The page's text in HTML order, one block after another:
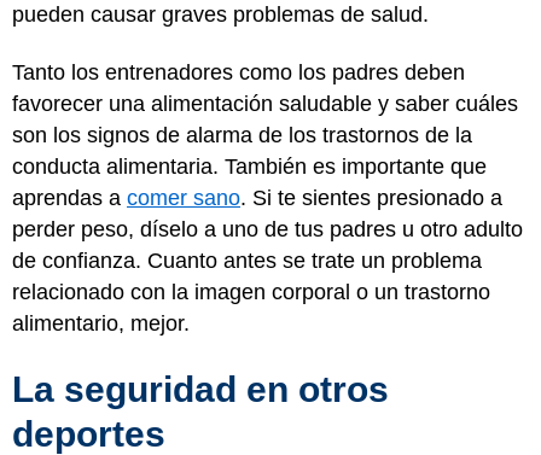
pueden causar graves problemas de salud.
Tanto los entrenadores como los padres deben
favorecer una alimentación saludable y saber cuáles
son los signos de alarma de los trastornos de la
conducta alimentaria. También es importante que
aprendas a comer sano. Si te sientes presionado a
perder peso, díselo a uno de tus padres u otro adulto
de confianza. Cuanto antes se trate un problema
relacionado con la imagen corporal o un trastorno
alimentario, mejor.
La seguridad en otros
deportes